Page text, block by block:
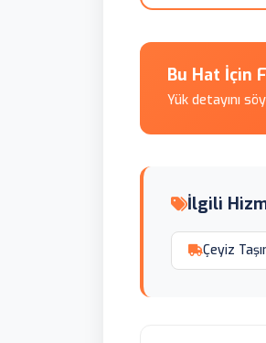
Bu Hat İçin
Yük detayını
İlgili
Çeyiz